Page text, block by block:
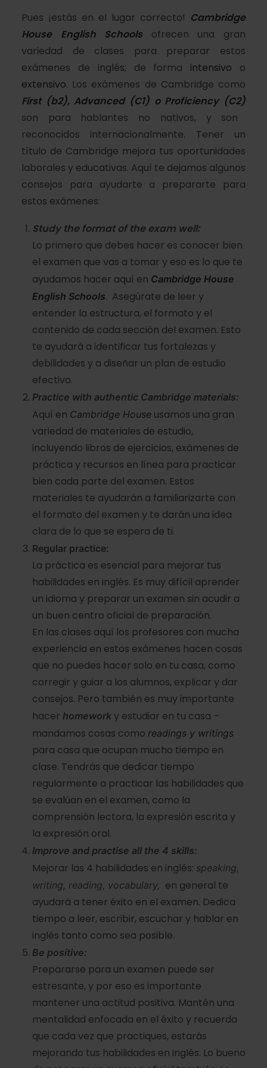
Pues ¡estás en el lugar correcto! Cambridge
House English Schools ofrecen una gran
variedad de clases para preparar estos
exámenes de inglés; de forma intensivo o
extensivo. Los exámenes de Cambridge como
First (b2), Advanced (C1) o Proficiency (C2)
son para hablantes no nativos, y son
reconocidos internacionalmente. Tener un
título de Cambridge mejora tus oportunidades
laborales y educativas. Aquí te dejamos algunos
consejos para ayudarte a prepararte para
estos exámenes:
Study the format of the exam well:
Lo primero que debes hacer es conocer bien
el examen que vas a tomar y eso es lo que te
ayudamos hacer aquí en Cambridge House
English Schools. Asegúrate de leer y
entender la estructura, el formato y el
contenido de cada sección del examen. Esto
te ayudará a identificar tus fortalezas y
debilidades y a diseñar un plan de estudio
efectivo.
Practice with authentic Cambridge materials:
Aquí en Cambridge House usamos una gran
variedad de materiales de estudio,
incluyendo libros de ejercicios, exámenes de
práctica y recursos en línea para practicar
bien cada parte del examen. Estos
materiales te ayudarán a familiarizarte con
el formato del examen y te darán una idea
clara de lo que se espera de ti.
Regular practice:
La práctica es esencial para mejorar tus
habilidades en inglés. Es muy difícil aprender
un idioma y preparar un examen sin acudir a
un buen centro oficial de preparación.
En las clases aquí los profesores con mucha
experiencia en estos exámenes hacen cosas
que no puedes hacer solo en tu casa, como
corregir y guiar a los alumnos, explicar y dar
consejos. Pero también es muy importante
hacer homework y estudiar en tu casa –
mandamos cosas como readings y writings
para casa que ocupan mucho tiempo en
clase. Tendrás que dedicar tiempo
regularmente a practicar las habilidades que
se evalúan en el examen, como la
comprensión lectora, la expresión escrita y
la expresión oral.
Improve and practise all the 4 skills:
Mejorar las 4 habilidades en inglés: speaking,
writing, reading, vocabulary, en general te
ayudará a tener éxito en el examen. Dedica
tiempo a leer, escribir, escuchar y hablar en
inglés tanto como sea posible.
Be positive:
Prepararse para un examen puede ser
estresante, y por eso es importante
mantener una actitud positiva. Mantén una
mentalidad enfocada en el éxito y recuerda
que cada vez que practiques, estarás
mejorando tus habilidades en inglés. Lo bueno